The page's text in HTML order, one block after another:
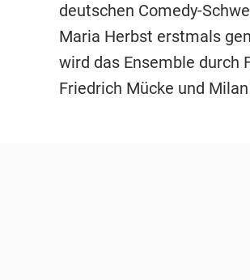
deutschen Comedy-
Maria Herbst erstmals
wird das Ensemble durch
Friedrich Mücke und